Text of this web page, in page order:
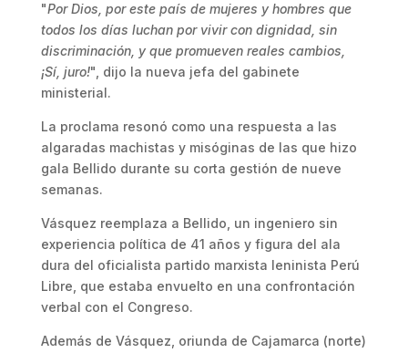
"Por Dios, por este país de mujeres y hombres que
todos los días luchan por vivir con dignidad, sin
discriminación, y que promueven reales cambios,
¡Sí, juro!", dijo la nueva jefa del gabinete
ministerial.
La proclama resonó como una respuesta a las
algaradas machistas y misóginas de las que hizo
gala Bellido durante su corta gestión de nueve
semanas.
Vásquez reemplaza a Bellido, un ingeniero sin
experiencia política de 41 años y figura del ala
dura del oficialista partido marxista leninista Perú
Libre, que estaba envuelto en una confrontación
verbal con el Congreso.
Además de Vásquez, oriunda de Cajamarca (norte)